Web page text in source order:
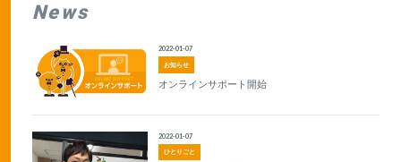
News
お知らせ
2022-01-07
オンラインサポート開始
ひとりごと
2022-01-07